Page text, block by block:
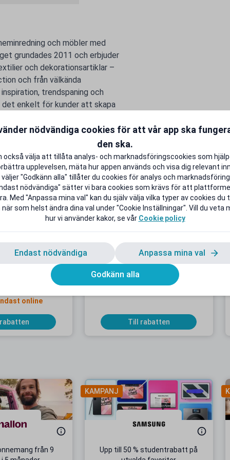
och möbler med
grundades 2011 och erbjuder
och dekorationsartiklar –
och från välkända
trendspaning och
enkelt för kunder att skapa
studentlivet lite rikare.
online
20 % studentrabatt hos Maze
Till rabatten
från 9
KAMPANJ
Upp till 50 % studentrabatt på
nödvändiga cookies för att vår app ska
den ska.
också välja att tillåta analys- och marknadsföringscookies som
upplevelsen, mäta hur appen används och visa dig relevant
väljer "Godkänn alla" tillåter du cookies för analys och
nödvändiga" sätter vi bara cookies som krävs för att
Med "Anpassa mina val" kan du själv välja vilka typer av cookies du
när som helst ändra dina val under "Cookie Inställningar". Vill du veta
hur vi använder kakor, se vår Cookie policy
Endast nödvändiga Anpassa mina val
Godkänn alla